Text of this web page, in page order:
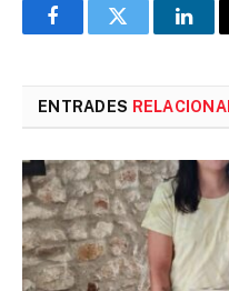
FacebookTwitter
ENTRADES